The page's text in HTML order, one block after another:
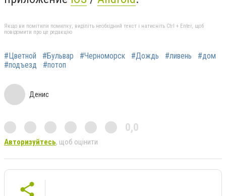
Якщо ви помітили помилку, виділіть необхідний текст і натисніть Ctrl + Enter, щоб
повідомити про це редакцію
#Цветной #Бульвар #Черноморск #Дождь #ливень
#дом
#подъезд
#потоп
Денис
0,0
Авторизуйтесь, щоб оцінити